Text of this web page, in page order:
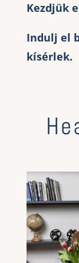
Kezdjük
Indulj el
kísérlek.